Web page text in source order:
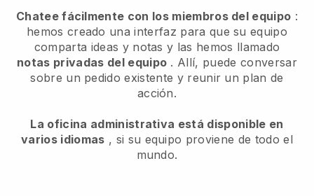
Chatee fácilmente con los miembros del equipo :
hemos creado una interfaz para que su equipo
comparta ideas y notas y las hemos llamado
notas privadas del equipo . Allí, puede conversar
sobre un pedido existente y reunir un plan de
acción.
La oficina administrativa está disponible en
varios idiomas , si su equipo proviene de todo el
mundo.